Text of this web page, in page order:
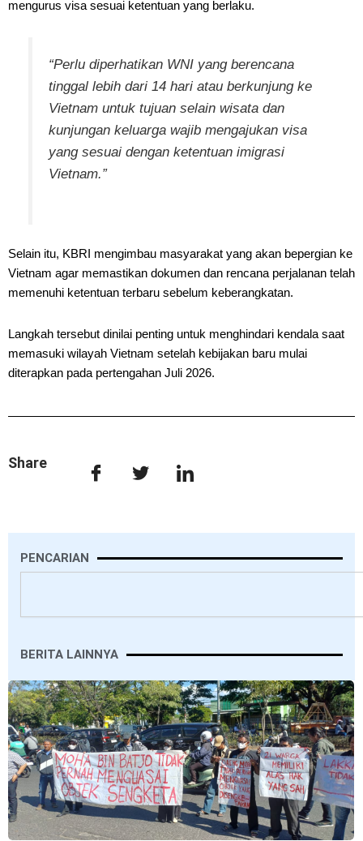
mengurus visa sesuai ketentuan yang berlaku.
“Perlu diperhatikan WNI yang berencana
tinggal lebih dari 14 hari atau berkunjung ke
Vietnam untuk tujuan selain wisata dan
kunjungan keluarga wajib mengajukan visa
yang sesuai dengan ketentuan imigrasi
Vietnam.”
Selain itu, KBRI mengimbau masyarakat yang akan bepergian ke
Vietnam agar memastikan dokumen dan rencana perjalanan telah
memenuhi ketentuan terbaru sebelum keberangkatan.
Langkah tersebut dinilai penting untuk menghindari kendala saat
memasuki wilayah Vietnam setelah kebijakan baru mulai
diterapkan pada pertengahan Juli 2026.
Share
PENCARIAN
BERITA LAINNYA